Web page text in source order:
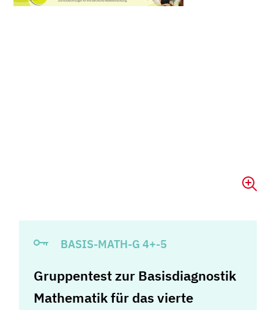
BASIS-MATH-G 4+-5
Gruppentest zur Basisdiagnostik
Mathematik für das vierte